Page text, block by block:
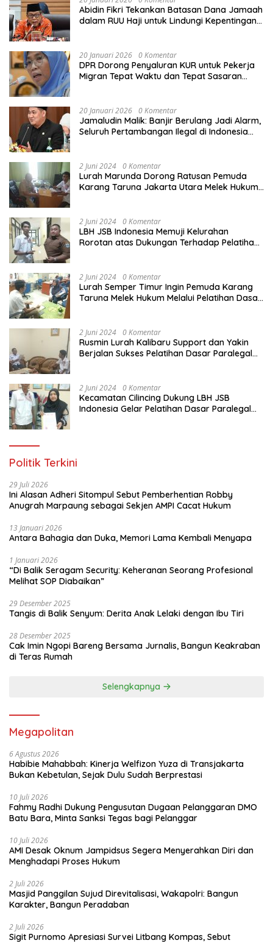
Abidin Fikri Tekankan Batasan Dana Jamaah
dalam RUU Haji untuk Lindungi Kepentingan
20 Januari 2026 0 Komentar
DPR Dorong Penyaluran KUR untuk Pekerja
Migran Tepat Waktu dan Tepat Sasaran
20 Januari 2026 0 Komentar
Jamaludin Malik: Banjir Berulang Jadi Alarm,
Seluruh Pertambangan Ilegal di Indonesia
2 Juni 2024 0 Komentar
Lurah Marunda Dorong Ratusan Pemuda
Karang Taruna Jakarta Utara Melek Hukum
2 Juni 2024 0 Komentar
LBH JSB Indonesia Memuji Kelurahan
Rorotan atas Dukungan Terhadap Pelatihan
2 Juni 2024 0 Komentar
Lurah Semper Timur Ingin Pemuda Karang
Taruna Melek Hukum Melalui Pelatihan Dasar
2 Juni 2024 0 Komentar
Rusmin Lurah Kalibaru Support dan Yakin
Berjalan Sukses Pelatihan Dasar Paralegal
2 Juni 2024 0 Komentar
Kecamatan Cilincing Dukung LBH JSB
Indonesia Gelar Pelatihan Dasar Paralegal
Politik Terkini
29 Juli 2026
Ini Alasan Adheri Sitompul Sebut Pemberhentian Robby
Anugrah Marpaung sebagai Sekjen AMPI Cacat Hukum
13 Januari 2026
Antara Bahagia dan Duka, Memori Lama Kembali Menyapa
1 Januari 2026
“Di Balik Seragam Security: Keheranan Seorang Profesional
Melihat SOP Diabaikan”
29 Desember 2025
Tangis di Balik Senyum: Derita Anak Lelaki dengan Ibu Tiri
28 Desember 2025
Cak Imin Ngopi Bareng Bersama Jurnalis, Bangun Keakraban
di Teras Rumah
Selengkapnya
Megapolitan
6 Agustus 2026
Habibie Mahabbah: Kinerja Welfizon Yuza di Transjakarta
Bukan Kebetulan, Sejak Dulu Sudah Berprestasi
10 Juli 2026
Fahmy Radhi Dukung Pengusutan Dugaan Pelanggaran DMO
Batu Bara, Minta Sanksi Tegas bagi Pelanggar
10 Juli 2026
AMI Desak Oknum Jampidsus Segera Menyerahkan Diri dan
Menghadapi Proses Hukum
2 Juli 2026
Masjid Panggilan Sujud Direvitalisasi, Wakapolri: Bangun
Karakter, Bangun Peradaban
2 Juli 2026
Sigit Purnomo Apresiasi Survei Litbang Kompas, Sebut